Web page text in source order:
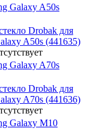
Galaxy A50s
Drobak для
A50s (441635)
Galaxy A70s
Drobak для
A70s (441636)
Galaxy M10